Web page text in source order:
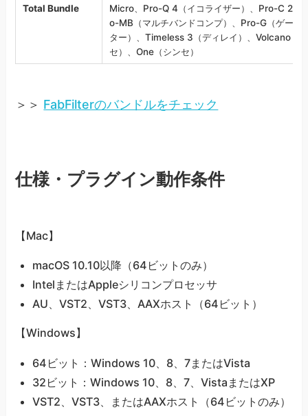
Total Bundle
Micro、Pro-Q 4（イコライザー）、Pro-C 2（
o-MB（マルチバンドコンプ）、Pro-G（ゲー
ター）、Timeless 3（ディレイ）、Volcano 2
セ）、One（シンセ）
＞＞ FabFilterのバンドルをチェック
仕様・プラグイン動作条件
【Mac】
macOS 10.10以降（64ビットのみ）
IntelまたはAppleシリコンプロセッサ
AU、VST2、VST3、AAXホスト（64ビット）
【Windows】
64ビット：Windows 10、8、7またはVista
32ビット：Windows 10、8、7、VistaまたはXP
VST2、VST3、またはAAXホスト（64ビットのみ）